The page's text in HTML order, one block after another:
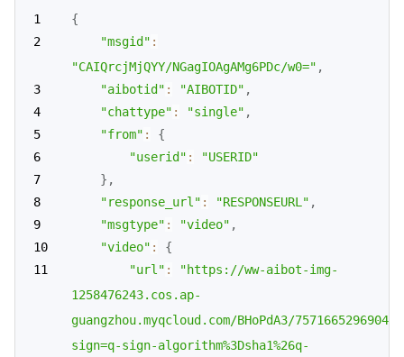
{
"msgid" :
"CAIQrcjMjQYY/NGagIOAgAMg6PDc/w0=" ,
"aibotid" : "AIBOTID" ,
"chattype" : "single" ,
"from" :
{
"userid" :
"USERID"
} ,
"response_url" : "RESPONSEURL" ,
"msgtype" : "video" ,
"video" :
{
"url" :
"https://ww-aibot-img-
1258476243.cos.ap-
guangzhou.myqcloud.com/BHoPdA3/
sign=q-sign-algorithm%3Dsha1%26q-